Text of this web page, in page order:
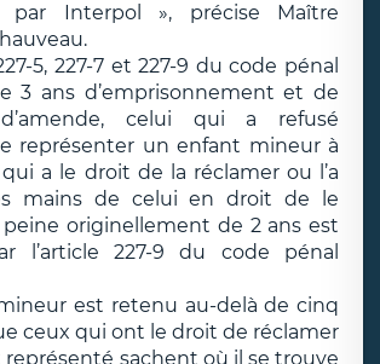
par Interpol », précise Maître
5, 227-7 et 227-9 du code pénal
3 ans d’emprisonnement et de
celui qui a refusé
représenter un enfant mineur à
a le droit de la réclamer ou l’a
mains de celui en droit de le
peine originellement de 2 ans est
l’article 227-9 du code pénal
mineur est retenu au-delà de cinq
ceux qui ont le droit de réclamer
sachent où il se trouve